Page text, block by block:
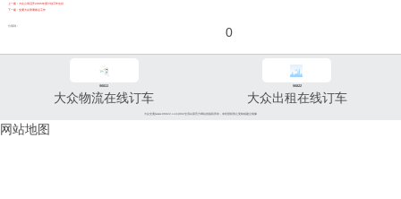
上一篇：大众公用召开2005年度计划工作会议
下一篇：交通大众部署春运工作
分享到： 0
96811
大众物流在线订车
96822
大众出租在线订车
大众交通(www.96822.com)002全讯白菜官方网站的版权所有，未经授权禁止复制或建立镜像
网站地图